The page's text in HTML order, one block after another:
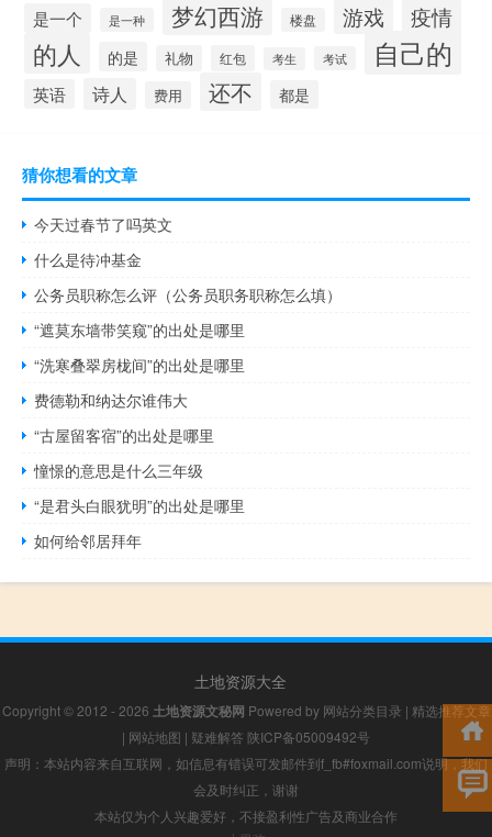
是一个 是一种 梦幻西游 楼盘 游戏 疫情
的人 的是 礼物 红包 考生 考试 自己的
英语 诗人 费用 还不 都是
猜你想看的文章
今天过春节了吗英文
什么是待冲基金
公务员职称怎么评（公务员职务职称怎么填）
“遮莫东墙带笑窥”的出处是哪里
“洗寒叠翠房栊间”的出处是哪里
费德勒和纳达尔谁伟大
“古屋留客宿”的出处是哪里
憧憬的意思是什么三年级
“是君头白眼犹明”的出处是哪里
如何给邻居拜年
土地资源大全
Copyright © 2012 - 2026 土地资源文秘网 Powered by 网站分类目录 | 精选推荐文章
| 网站地图 | 疑难解答 陕ICP备05009492号
声明：本站内容来自互联网，如信息有错误可发邮件到f_fb#foxmail.com说明，我们
会及时纠正，谢谢
本站仅为个人兴趣爱好，不接盈利性广告及商业合作